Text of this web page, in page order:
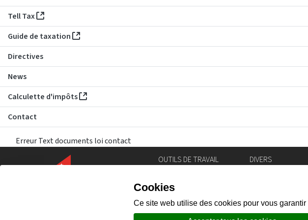
Tell Tax
Guide de taxation
Directives
News
Calculette d'impôts
Contact
Erreur Text documents loi contact
OUTILS DE TRAVAIL
Géoportail
Intranet
DIVERS